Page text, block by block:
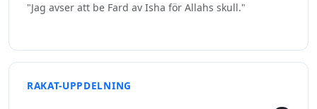
"Jag avser att be Fard av Isha för Allahs skull."
RAKAT-UPPDELNING